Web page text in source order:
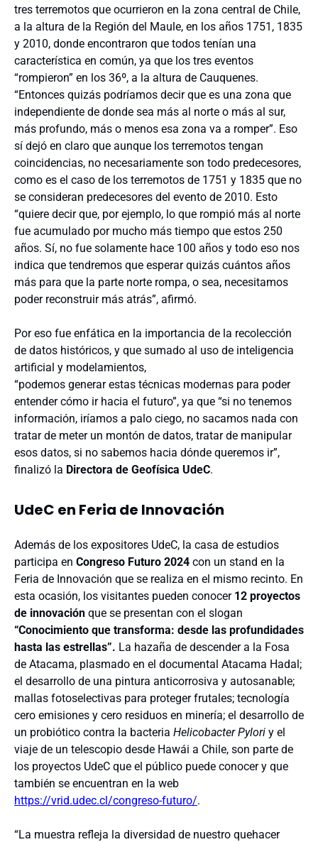
tres terremotos que ocurrieron en la zona central de Chile,
a la altura de la Región del Maule, en los años 1751, 1835
y 2010, donde encontraron que todos tenían una
característica en común, ya que los tres eventos
“rompieron” en los 36º, a la altura de Cauquenes.
“Entonces quizás podríamos decir que es una zona que
independiente de donde sea más al norte o más al sur,
más profundo, más o menos esa zona va a romper”. Eso
sí dejó en claro que aunque los terremotos tengan
coincidencias, no necesariamente son todo predecesores,
como es el caso de los terremotos de 1751 y 1835 que no
se consideran predecesores del evento de 2010. Esto
“quiere decir que, por ejemplo, lo que rompió más al norte
fue acumulado por mucho más tiempo que estos 250
años. Sí, no fue solamente hace 100 años y todo eso nos
indica que tendremos que esperar quizás cuántos años
más para que la parte norte rompa, o sea, necesitamos
poder reconstruir más atrás”, afirmó.
Por eso fue enfática en la importancia de la recolección
de datos históricos, y que sumado al uso de inteligencia
artificial y modelamientos,
“podemos generar estas técnicas modernas para poder
entender cómo ir hacia el futuro”, ya que “si no tenemos
información, iríamos a palo ciego, no sacamos nada con
tratar de meter un montón de datos, tratar de manipular
esos datos, si no sabemos hacia dónde queremos ir”,
finalizó la Directora de Geofísica UdeC.
UdeC en Feria de Innovación
Además de los expositores UdeC, la casa de estudios
participa en Congreso Futuro 2024 con un stand en la
Feria de Innovación que se realiza en el mismo recinto. En
esta ocasión, los visitantes pueden conocer 12 proyectos
de innovación que se presentan con el slogan
“Conocimiento que transforma: desde las profundidades
hasta las estrellas”. La hazaña de descender a la Fosa
de Atacama, plasmado en el documental Atacama Hadal;
el desarrollo de una pintura anticorrosiva y autosanable;
mallas fotoselectivas para proteger frutales; tecnología
cero emisiones y cero residuos en minería; el desarrollo de
un probiótico contra la bacteria Helicobacter Pylori y el
viaje de un telescopio desde Hawái a Chile, son parte de
los proyectos UdeC que el público puede conocer y que
también se encuentran en la web
https://vrid.udec.cl/congreso-futuro/.
“La muestra refleja la diversidad de nuestro quehacer